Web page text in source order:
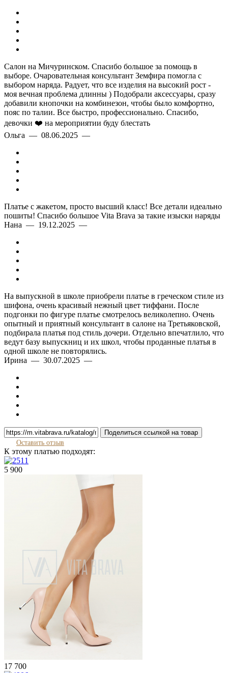
Салон на Мичуринском. Спасибо большое за помощь в
выборе. Очаровательная консультант Земфира помогла с
выбором наряда. Радует, что все изделия на высокий рост -
моя вечная проблема длинны ) Подобрали аксессуары, сразу
добавили кнопочки на комбинезон, чтобы было комфортно,
пояс по талии. Все быстро, профессионально. Спасибо,
девочки ❤️ на мероприятии буду блестать
Ольга — 08.06.2025 —
Платье с жакетом, просто высший класс! Все детали идеально
пошиты! Спасибо большое Vita Brava за такие изыски наряды
Нана — 19.12.2025 —
На выпускной в школе приобрели платье в греческом стиле из
шифона, очень красивый нежный цвет тиффани. После
подгонки по фигуре платье смотрелось великолепно. Очень
опытный и приятный консультант в салоне на Третьяковской,
подбирала платья под стиль дочери. Отдельно впечатлило, что
ведут базу выпускниц и их школ, чтобы проданные платья в
одной школе не повторялись.
Ирина — 30.07.2025 —
Поделиться ссылкой на товар
Оставить отзыв
К этому платью подходят:
5 900
17 700